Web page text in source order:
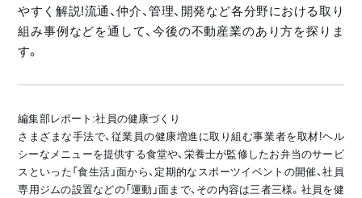
やすく解説!流通、仲介、管理、開発など各分野における取り
組み事例などを通して、今後の不動産業のあり方を探りま
す。
編集部レポート:社員の健康づくり
さまざまな手法で、従業員の健康増進に取り組む事業者を取材!ヘル
シーなメニューを提供する食堂や、栄養士が監修したお弁当のサービ
スといった「食生活」面から、定期的なスポーツイベントの開催、社員
専用ジムの設置などの「運動」面まで、その内容は三者三様。社員を健